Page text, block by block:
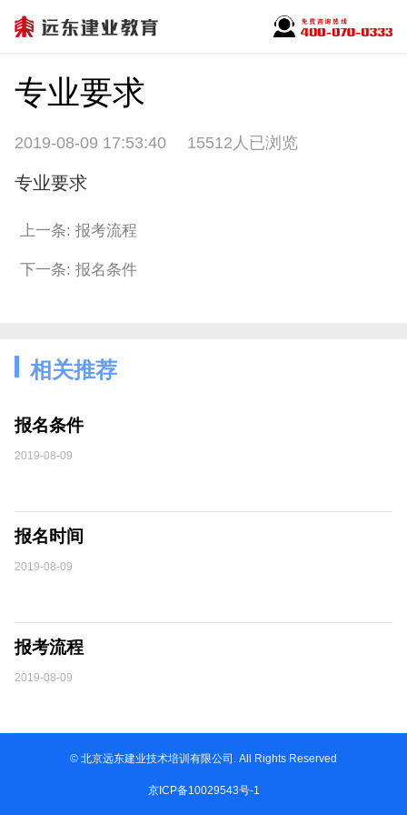
专业要求
2019-08-09 17:53:40 15512人已浏览
专业要求
上一条: 报考流程
下一条: 报名条件
相关推荐
报名条件
2019-08-09
报名时间
2019-08-09
报考流程
2019-08-09
© 北京远东建业技术培训有限公司. All Rights Reserved
京ICP备10029543号-1